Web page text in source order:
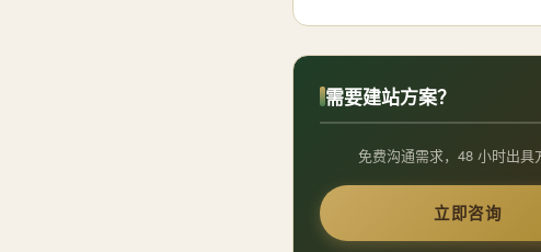
需要建站方案？
免费沟通需求，48 小时出具
立即咨询